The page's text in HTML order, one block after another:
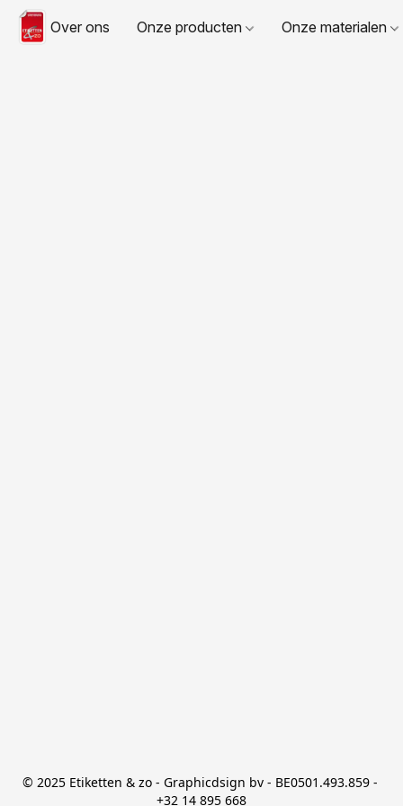
Over ons Onze producten Onze materialen
© 2025 Etiketten & zo - Graphicdsign bv - BE0501.493.859 -
+32 14 895 668